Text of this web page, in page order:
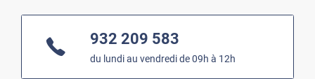
932 209 583
du lundi au vendredi de 09h à 12h